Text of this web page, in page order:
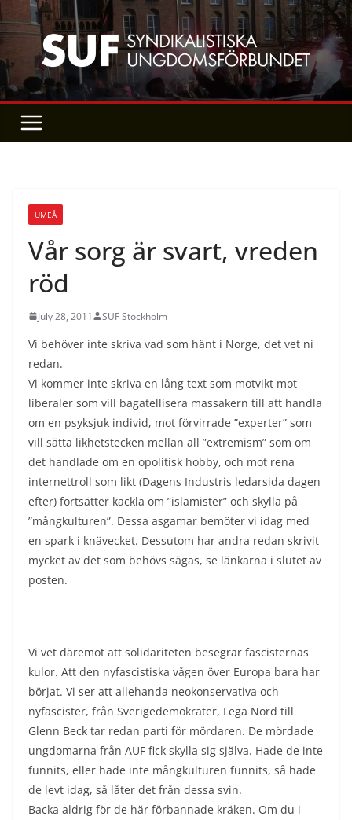
Skip
to
content
UMEÅ
Vår sorg är svart, vreden
röd
July 28, 2011 SUF Stockholm
Vi behöver inte skriva vad som hänt i Norge, det vet ni
redan.
Vi kommer inte skriva en lång text som motvikt mot
liberaler som vill bagatellisera massakern till att handla
om en psyksjuk individ, mot förvirrade ”experter” som
vill sätta likhetstecken mellan all ”extremism” som om
det handlade om en opolitisk hobby, och mot rena
internettroll som likt (Dagens Industris ledarsida dagen
efter) fortsätter kackla om ”islamister” och skylla på
”mångkulturen”. Dessa asgamar bemöter vi idag med
en spark i knävecket. Dessutom har andra redan skrivit
mycket av det som behövs sägas, se länkarna i slutet av
posten.
Vi vet däremot att solidariteten besegrar fascisternas
kulor. Att den nyfascistiska vågen över Europa bara har
börjat. Vi ser att allehanda neokonservativa och
nyfascister, från Sverigedemokrater, Lega Nord till
Glenn Beck tar redan parti för mördaren. De mördade
ungdomarna från AUF fick skylla sig själva. Hade de inte
funnits, eller hade inte mångkulturen funnits, så hade
de levt idag, så låter det från dessa svin.
Backa aldrig för de här förbannade kräken. Om du i